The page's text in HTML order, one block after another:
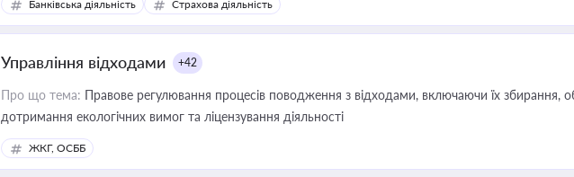
Банківська діяльність Страхова діяльність
Управління відходами +42
Про що тема: Правове регулювання процесів поводження з відходами, включаючи їх збирання,
дотримання екологічних вимог та ліцензування діяльності
ЖКГ, ОСББ